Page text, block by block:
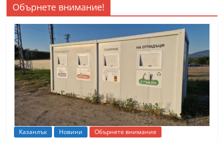
Обърнете внимание!
Казанлък Новини Обърнете внимание